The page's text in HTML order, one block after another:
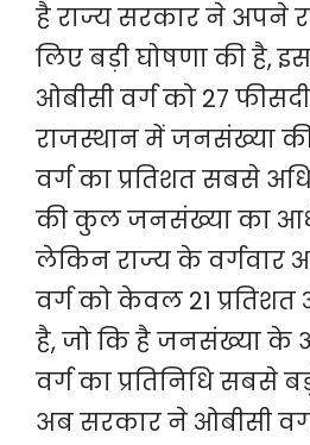
है राज्य सरकार ने अपने
लिए बड़ी घोषणा की है,
ओबीसी वर्ग को 27
राजस्थान में जनसंख्या
वर्ग का प्रतिशत सबसे
की कुल जनसंख्या का
लेकिन राज्य के वर्गवार
वर्ग को केवल 21 प्रतिशत
है, जो कि है जनसंख्या के
वर्ग का प्रतिनिधि सबसे
अब सरकार ने ओबीसी